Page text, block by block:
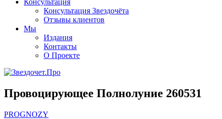
Консультация
Консультация Звездочёта
Отзывы клиентов
Мы
Издания
Контакты
О Проекте
Провоцирующее Полнолуние 260531
PROGNOZY